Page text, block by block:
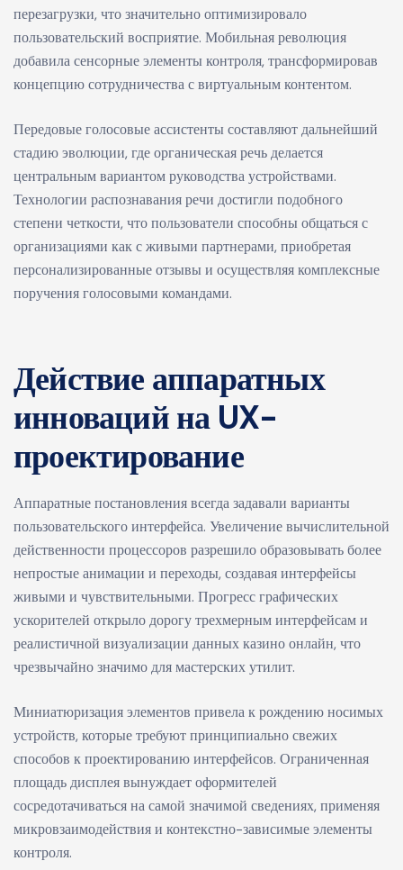
перезагрузки, что значительно оптимизировало
пользовательский восприятие. Мобильная революция
добавила сенсорные элементы контроля, трансформировав
концепцию сотрудничества с виртуальным контентом.
Передовые голосовые ассистенты составляют дальнейший
стадию эволюции, где органическая речь делается
центральным вариантом руководства устройствами.
Технологии распознавания речи достигли подобного
степени четкости, что пользователи способны общаться с
организациями как с живыми партнерами, приобретая
персонализированные отзывы и осуществляя комплексные
поручения голосовыми командами.
Действие аппаратных
инноваций на UX-
проектирование
Аппаратные постановления всегда задавали варианты
пользовательского интерфейса. Увеличение вычислительной
действенности процессоров разрешило образовывать более
непростые анимации и переходы, создавая интерфейсы
живыми и чувствительными. Прогресс графических
ускорителей открыло дорогу трехмерным интерфейсам и
реалистичной визуализации данных казино онлайн, что
чрезвычайно значимо для мастерских утилит.
Миниатюризация элементов привела к рождению носимых
устройств, которые требуют принципиально свежих
способов к проектированию интерфейсов. Ограниченная
площадь дисплея вынуждает оформителей
сосредотачиваться на самой значимой сведениях, применяя
микровзаимодействия и контекстно-зависимые элементы
контроля.